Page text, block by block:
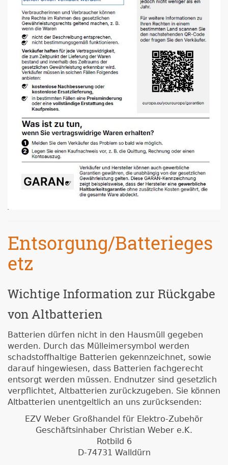
Entsorgung/Batterieges
etz
Wichtige Information zur Rückgabe
von Altbatterien
Batterien dürfen nicht in den Hausmüll gegeben
werden. Durch das Mülleimersymbol werden
schadstoffhaltige Batterien gekennzeichnet, sowie
darauf hingewiesen, dass Batterien fachgerecht
entsorgt werden müssen. Endnutzer sind gesetzlich
verpflichtet, Altbatterien zurückzugeben. Sie können
Altbatterien unentgeltlich an uns zurücksenden:
EZV Weber Großhandel für Elektro-Zubehör
Geschäftsinhaber Christian Weber e.K.
Rotbild 6
D-74731 Walldürn